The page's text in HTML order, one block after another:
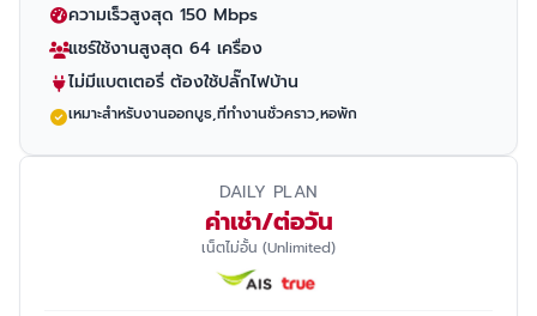
ความเร็วสูงสุด 150 Mbps
แชร์ใช้งานสูงสุด 64 เครื่อง
ไม่มีแบตเตอรี่ ต้องใช้ปลั๊กไฟบ้าน
เหมาะสำหรับงานออกบูธ,ที่ทำงานชั่วคราว,หอพัก
DAILY PLAN
ค่าเช่า/ต่อวัน
เน็ตไม่อั้น (Unlimited)